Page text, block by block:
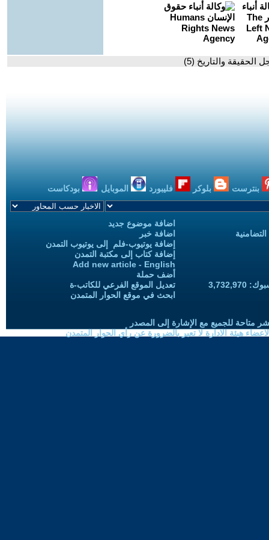
الحقيقة والتاريخ (5)
بنترست بلوكر فليبورد الموبايل بودكاست
اضافة موضوع جديد
اضافة خبر
إضافة يوتيوب-فلم إلى يوتيوب التمدن
إضافة كتاب إلى مكتبة التمدن
Add new article - English
أضف حملة
تعديل الموقع الفرعي للكاتب-ة
ابحث في موقع الحوار المتمدن
متاحة للجميع مع الإشارة إلى المصدر
هيئة الادارة لا تعبر بالضرورة عن رأي الحوار المتمدن